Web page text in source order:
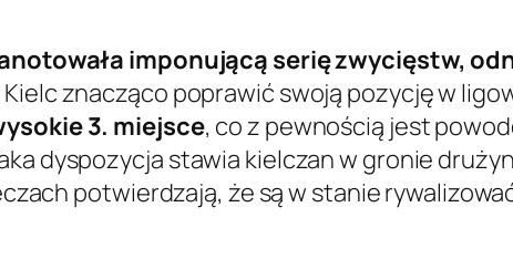
imponującą serię zwycięstw,
znacząco poprawić swoją pozycję w
3. miejsce, co z pewnością jest
dyspozycja stawia kielczan w gronie
potwierdzają, że są w stanie